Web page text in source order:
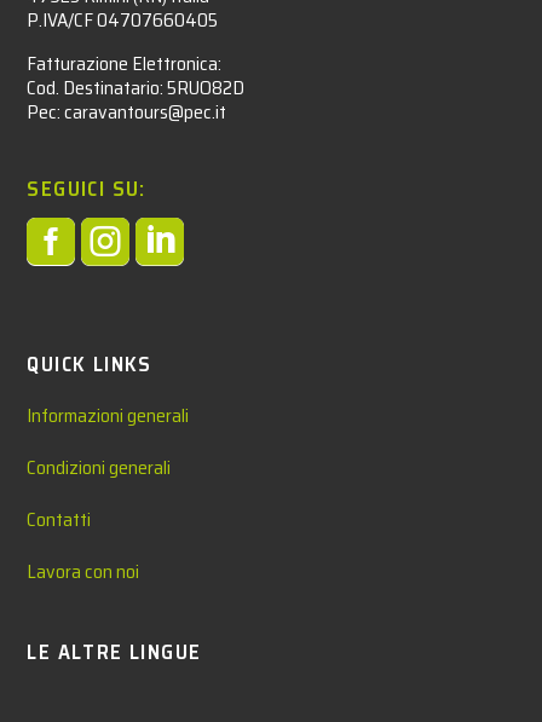
P.IVA/CF 04707660405
Fatturazione Elettronica:
Cod. Destinatario: 5RUO82D
Pec: caravantours@pec.it
SEGUICI SU:

QUICK LINKS
Informazioni generali
Condizioni generali
Contatti
Lavora con noi
LE ALTRE LINGUE